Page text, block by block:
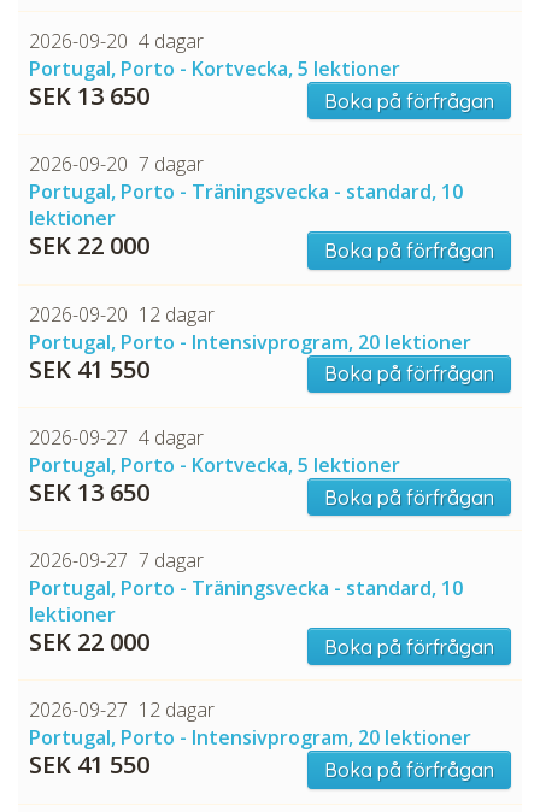
2026-09-20 4 dagar
Portugal, Porto - Kortvecka, 5 lektioner
SEK 13 650 Boka på förfrågan
2026-09-20 7 dagar
Portugal, Porto - Träningsvecka - standard, 10
lektioner
SEK 22 000 Boka på förfrågan
2026-09-20 12 dagar
Portugal, Porto - Intensivprogram, 20 lektioner
SEK 41 550 Boka på förfrågan
2026-09-27 4 dagar
Portugal, Porto - Kortvecka, 5 lektioner
SEK 13 650 Boka på förfrågan
2026-09-27 7 dagar
Portugal, Porto - Träningsvecka - standard, 10
lektioner
SEK 22 000 Boka på förfrågan
2026-09-27 12 dagar
Portugal, Porto - Intensivprogram, 20 lektioner
SEK 41 550 Boka på förfrågan